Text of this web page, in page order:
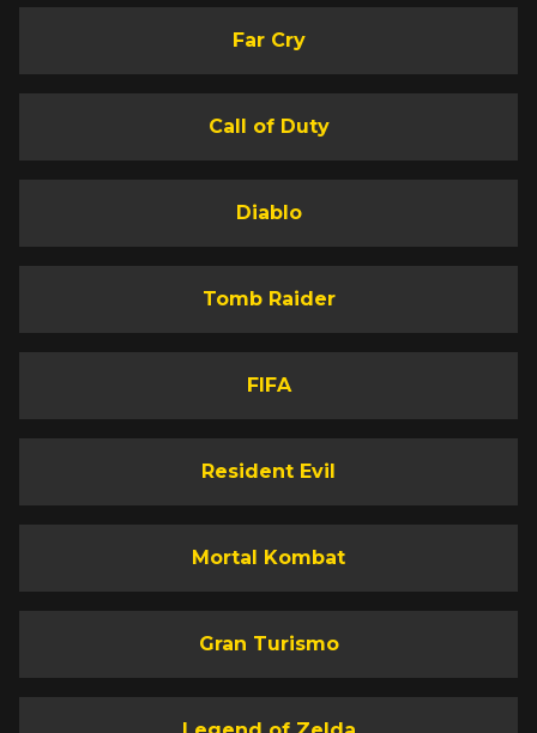
Far Cry
Call of Duty
Diablo
Tomb Raider
FIFA
Resident Evil
Mortal Kombat
Gran Turismo